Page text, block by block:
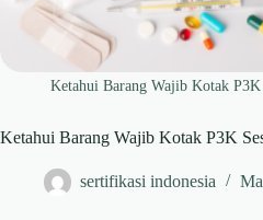
Ketahui Barang Wajib Kotak P3K
Ketahui Barang Wajib Kotak P3K
sertifikasi indonesia